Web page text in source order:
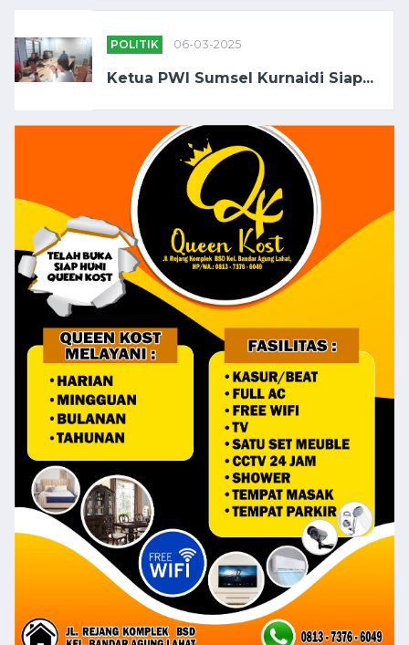
POLITIK 06-03-2025
Ketua PWI Sumsel Kurnaidi Siap...